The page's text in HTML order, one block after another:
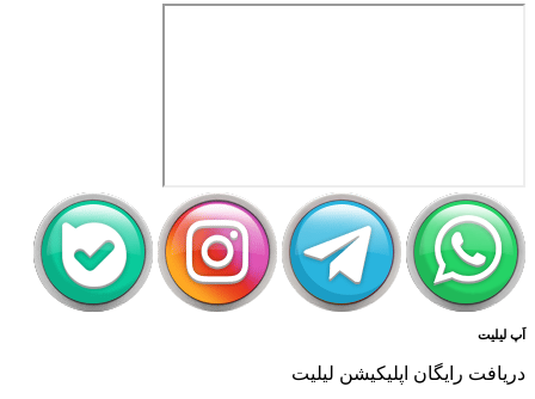
اَپ لیلیت
دریافت رایگان اپلیکیشن لیلیت